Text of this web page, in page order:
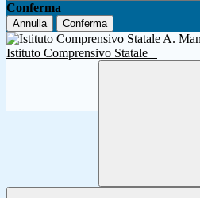
Conferma
Annulla Conferma
Istituto Comprensivo Statale